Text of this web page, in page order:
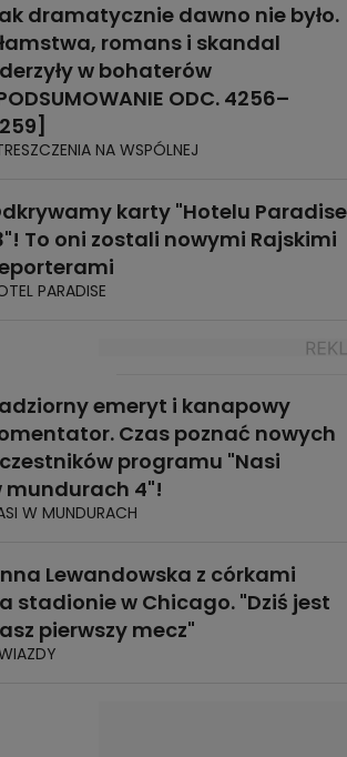
dramatycznie dawno nie było.
romans i skandal
w bohaterów
ODC. 4256–
NA WSPÓLNEJ
karty "Hotelu Paradise
To oni zostali nowymi Rajskimi
PARADISE
emeryt i kanapowy
Czas poznać nowych
programu "Nasi
mundurach 4"!
W MUNDURACH
Lewandowska z córkami
stadionie w Chicago. "Dziś jest
pierwszy mecz"